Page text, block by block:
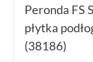
Peronda FS
płytka
(38186)